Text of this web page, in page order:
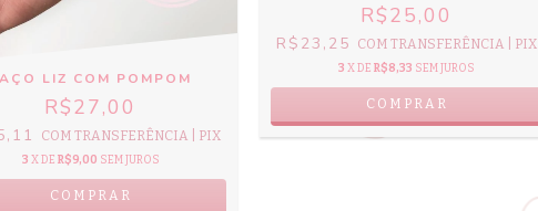
LIZ COM POMPOM
R$27,00
COM TRANSFERÊNCIA | PIX
3 X DE R$9,00 SEM JUROS
COMPRAR
R$25,00
R$23,25 COM TRANSFERÊNCIA | PIX
3 X DE R$8,33 SEM JUROS
COMPRAR